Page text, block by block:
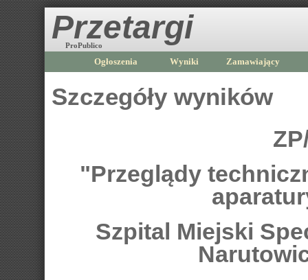
Przetargi
ProPublico
Ogłoszenia Wyniki Zamawiający
Szczegóły wyników
"Przeglądy
Szpital Miejski